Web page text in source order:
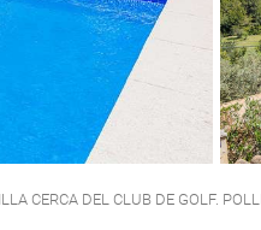
CERCA DEL CLUB DE GOLF.